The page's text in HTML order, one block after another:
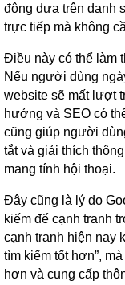
động dựa trên danh
trực tiếp mà không
Điều này có thể làm
Nếu người dùng
website sẽ mất lượt
hưởng và SEO có
cũng giúp người
tắt và giải thích
mang tính hội thoại.
Đây cũng là lý do
kiếm để cạnh tranh
cạnh tranh hiện nay
tìm kiếm tốt hơn”,
hơn và cung cấp